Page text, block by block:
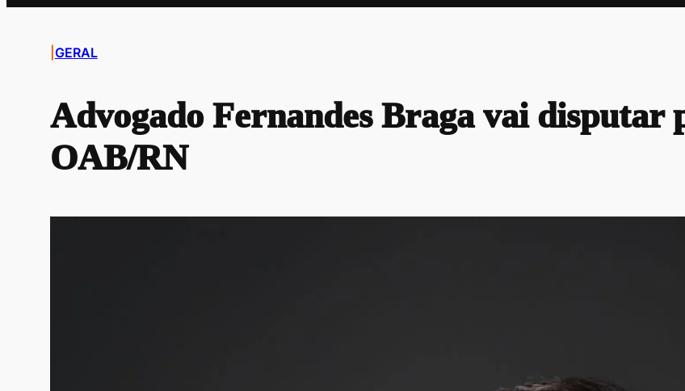
GERAL
Advogado Fernandes Braga vai disputar
OAB/RN